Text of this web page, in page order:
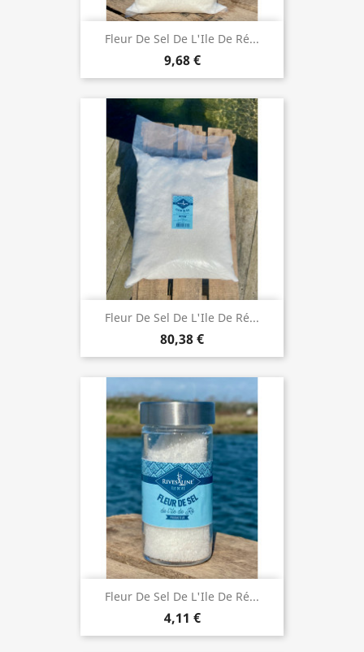
Fleur De Sel De L'Ile De Ré...
9,68 €
Fleur De Sel De L'Ile De Ré...
80,38 €
Fleur De Sel De L'Ile De Ré...
4,11 €